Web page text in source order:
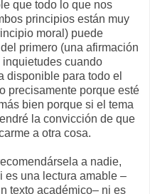
que todo lo que nos
principios están muy
moral) puede
primero (una afirmación
inquietudes cuando
disponible para todo el
precisamente porque esté
bien porque si el tema
la convicción de que
a otra cosa.
a nadie,
es una lectura amable –
texto académico– ni es